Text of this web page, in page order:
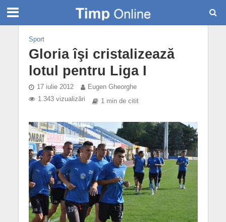
Sport
Gloria îşi cristalizează
lotul pentru Liga I
17 iulie 2012
Eugen Gheorghe
1.343 vizualizări
1 min de citit